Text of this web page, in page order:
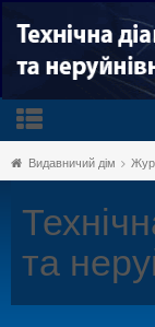
Видавничий дім
та